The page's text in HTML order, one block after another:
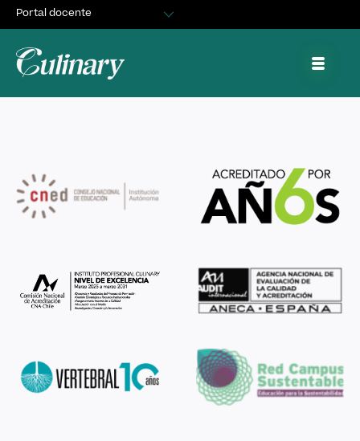
Portal docente
Portal de trabajo y prácticas
Diciembre 17, 2024
cquiroz